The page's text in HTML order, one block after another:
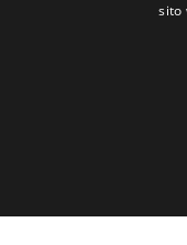
sito